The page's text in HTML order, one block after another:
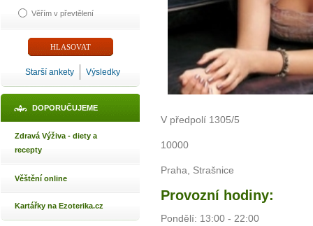
Věřím v převtělení
Starší ankety Výsledky
DOPORUČUJEME
Zdravá Výživa - diety a
recepty
Věštění online
Kartářky na Ezoterika.cz
V předpolí 1305/5
10000
Praha, Strašnice
Provozní hodiny:
Pondělí: 13:00 - 22:00